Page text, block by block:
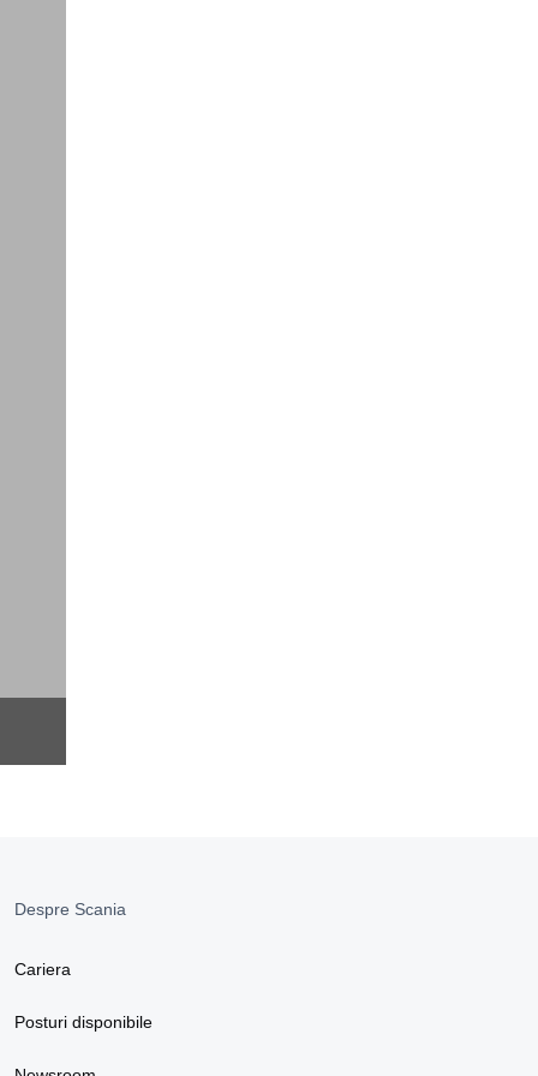
Despre Scania
Cariera
Posturi disponibile